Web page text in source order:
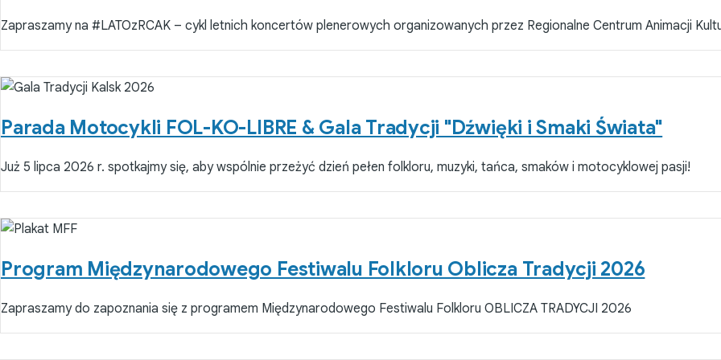
Zapraszamy na #LATOzRCAK – cykl letnich koncertów plenerowych organizowanych przez Regionalne Centrum Animacji
Parada Motocykli FOL-KO-LIBRE & Gala Tradycji "Dźwięki i Smaki Świata"
Już 5 lipca 2026 r. spotkajmy się, aby wspólnie przeżyć dzień pełen folkloru, muzyki, tańca, smaków i motocyklowej pasji!
Program Międzynarodowego Festiwalu Folkloru Oblicza Tradycji 2026
Zapraszamy do zapoznania się z programem Międzynarodowego Festiwalu Folkloru OBLICZA TRADYCJI 2026